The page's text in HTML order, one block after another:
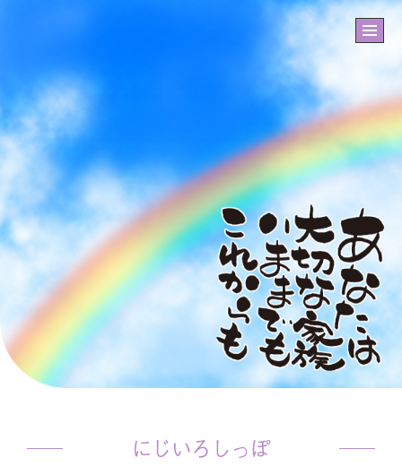
にじいろしっぽ